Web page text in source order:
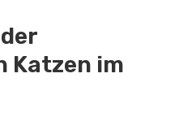
Katzen im